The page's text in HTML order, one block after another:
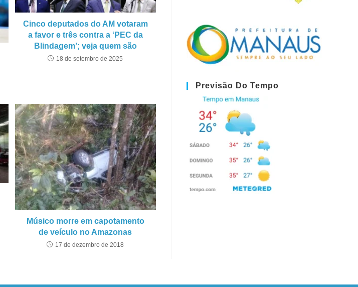
Cinco deputados do AM votaram
a favor e três contra a ‘PEC da
Blindagem’; veja quem são
18 de setembro de 2025
Músico morre em capotamento
de veículo no Amazonas
17 de dezembro de 2018
Previsão Do Tempo